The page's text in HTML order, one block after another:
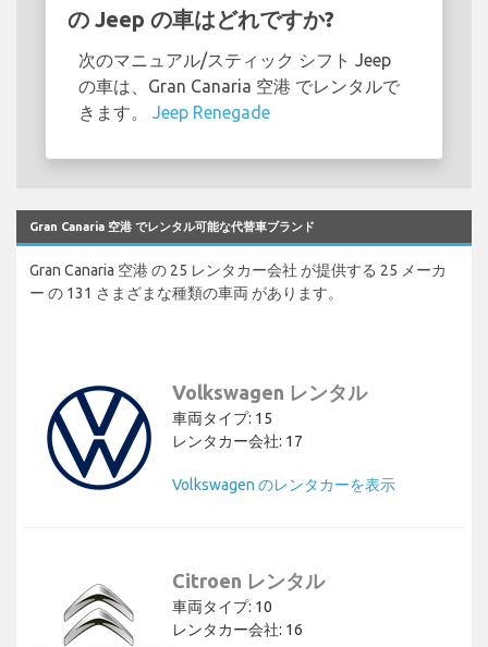
の Jeep の車はどれですか?
次のマニュアル/スティック シフト Jeep
の車は、Gran Canaria 空港 でレンタルで
きます。
Jeep Renegade
Gran Canaria 空港 でレンタル可能な代替車ブランド
Gran Canaria 空港 の 25 レンタカー会社 が提供する 25 メーカ
ー の 131 さまざまな種類の車両 があります。
Volkswagen レンタル
車両タイプ: 15
レンタカー会社: 17
Volkswagen のレンタカーを表示
Citroen レンタル
車両タイプ: 10
レンタカー会社: 16